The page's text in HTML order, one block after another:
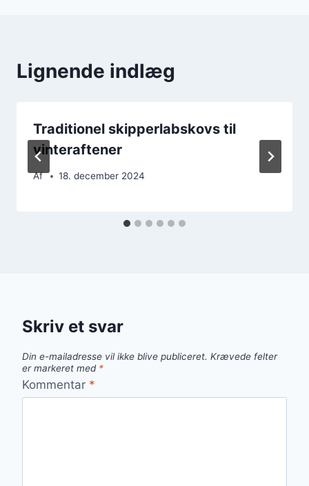
Lignende indlæg
Traditionel skipperlabskovs til
vinteraftener
Af 18. december 2024
Skriv et svar
Din e-mailadresse vil ikke blive publiceret. Krævede felter
er markeret med *
Kommentar *